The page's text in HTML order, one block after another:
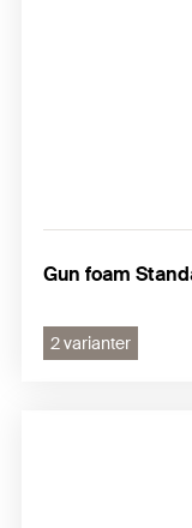
Gun foam
2 varianter